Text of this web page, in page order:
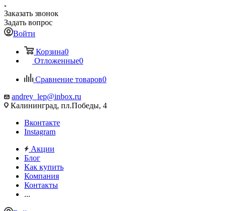
Заказать звонок
Задать вопрос
Войти
Корзина0
Отложенные0
Сравнение товаров0
andrey_lep@inbox.ru
Калининград, пл.Победы, 4
Вконтакте
Instagram
Акции
Блог
Как купить
Компания
Контакты
...